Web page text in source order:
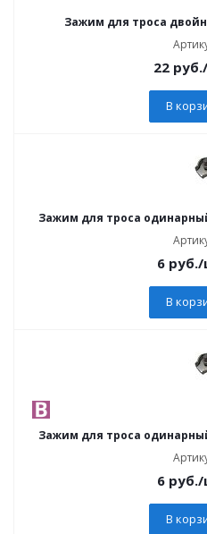
Зажим для троса
22руб.
В
Зажим для троса
6 руб./
В
Зажим для троса
6 руб./
В